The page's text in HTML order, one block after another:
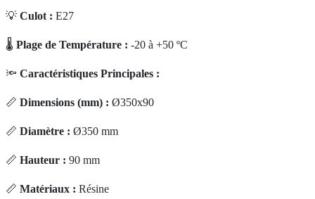
💡 Culot : E27
🌡️ Plage de Température : -20 à +50 ºC
🔦 Caractéristiques Principales :
📏 Dimensions (mm) : Ø350x90
📏 Diamètre : Ø350 mm
📏 Hauteur : 90 mm
📏 Matériaux : Résine